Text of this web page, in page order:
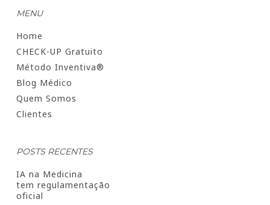
MENU
Home
CHECK-UP Gratuito
Método Inventiva®
Blog Médico
Quem Somos
Clientes
POSTS RECENTES
IA na Medicina
tem regulamentação
oficial